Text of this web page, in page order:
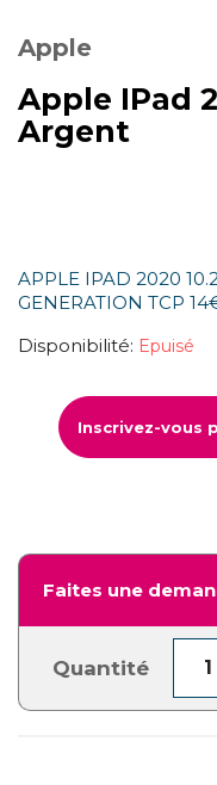
Apple
Apple IPad
Argent
APPLE IPAD 2020
GENERATION TCP
Disponibilité: Epuisé
Inscrivez-vous
Faites une
Quantité